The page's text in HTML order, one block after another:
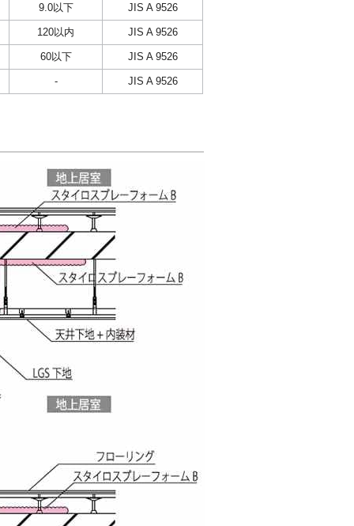
9.0以下 JIS A 9526
120以内 JIS A 9526
60以下 JIS A 9526
- JIS A 9526